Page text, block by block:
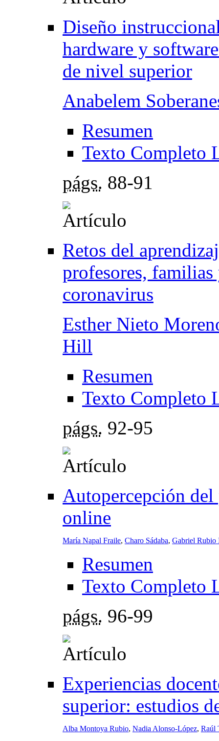
Diseño
hardware y
de nivel superior
Anabelem
Resumen
Texto Completo
págs. 88-91
Retos del
profesores,
coronavirus
Esther Nieto
Hill
Resumen
Texto Completo
págs. 92-95
Autopercepción del
online
María Napal Fraile, Charo Sádaba, Gabriel Rubio
Resumen
Texto Completo
págs. 96-99
Experiencias
superior: estudios
Alba Montoya Rubio, Nadia Alonso-López, Raúl